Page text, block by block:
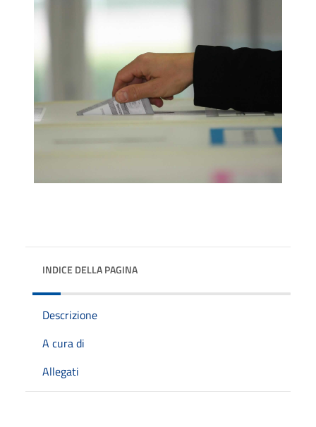
INDICE DELLA PAGINA
Descrizione
A cura di
Allegati